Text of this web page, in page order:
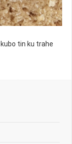
tin ku trahe